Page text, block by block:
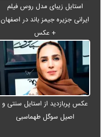
استایل زیبای مدل روس فیلم
ایرانی جزیره جیمز باند در اصفهان
+ عکس
عکس پربازدید از استایل سنتی و
اصیل سوگل طهماسبی